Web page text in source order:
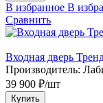
В избранное В
Сравнить
Входная дверь
Производитель:
39 900 ₽/шт
Купить